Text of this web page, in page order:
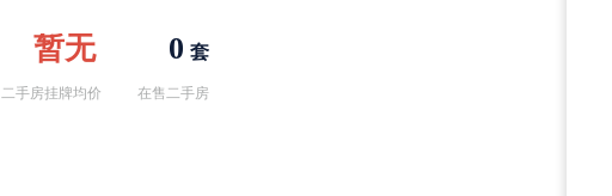
暂无
二手房挂牌均价
0 套
在售二手房